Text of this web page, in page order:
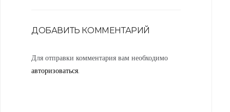
ДОБАВИТЬ КОММЕНТАРИЙ
Для отправки комментария вам необходимо
авторизоваться.